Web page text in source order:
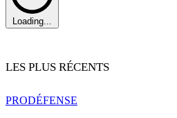
Loading...
LES PLUS RÉCENTS
PRODÉFENSE